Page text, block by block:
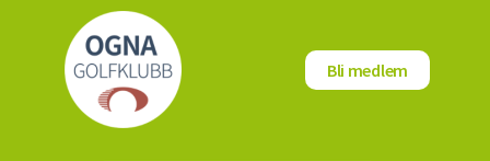
Bli medlem